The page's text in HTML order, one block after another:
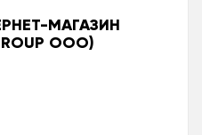
МАГАЗИН
ООО)